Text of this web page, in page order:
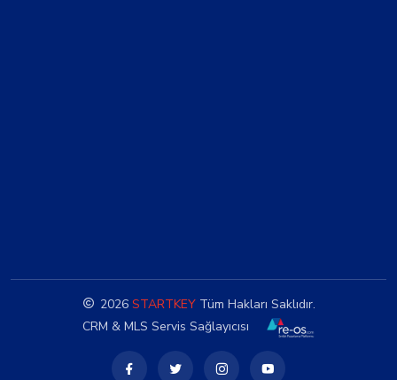
2026STARTKEYTüm Hakları Saklıdır.
CRM & MLS Servis Sağlayıcısı